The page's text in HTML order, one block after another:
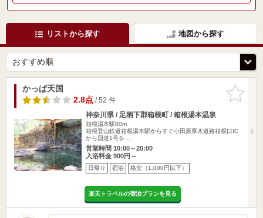
リストから探す 地図から探す
お気に入
りに追加
かっぱ天国
2.8点/ 52 件
神奈川県 / 足柄下郡箱根町 / 箱根湯本温泉
箱根湯本駅80m
箱根登山鉄道箱根湯本駅からすぐ小田原厚木道路箱根口IC
から国道1号を…
営業時間 10:00～20:00
入浴料金 900円～
日帰り 宿泊 格安（1,000円以下）
楽天トラベルの宿泊プランを見る